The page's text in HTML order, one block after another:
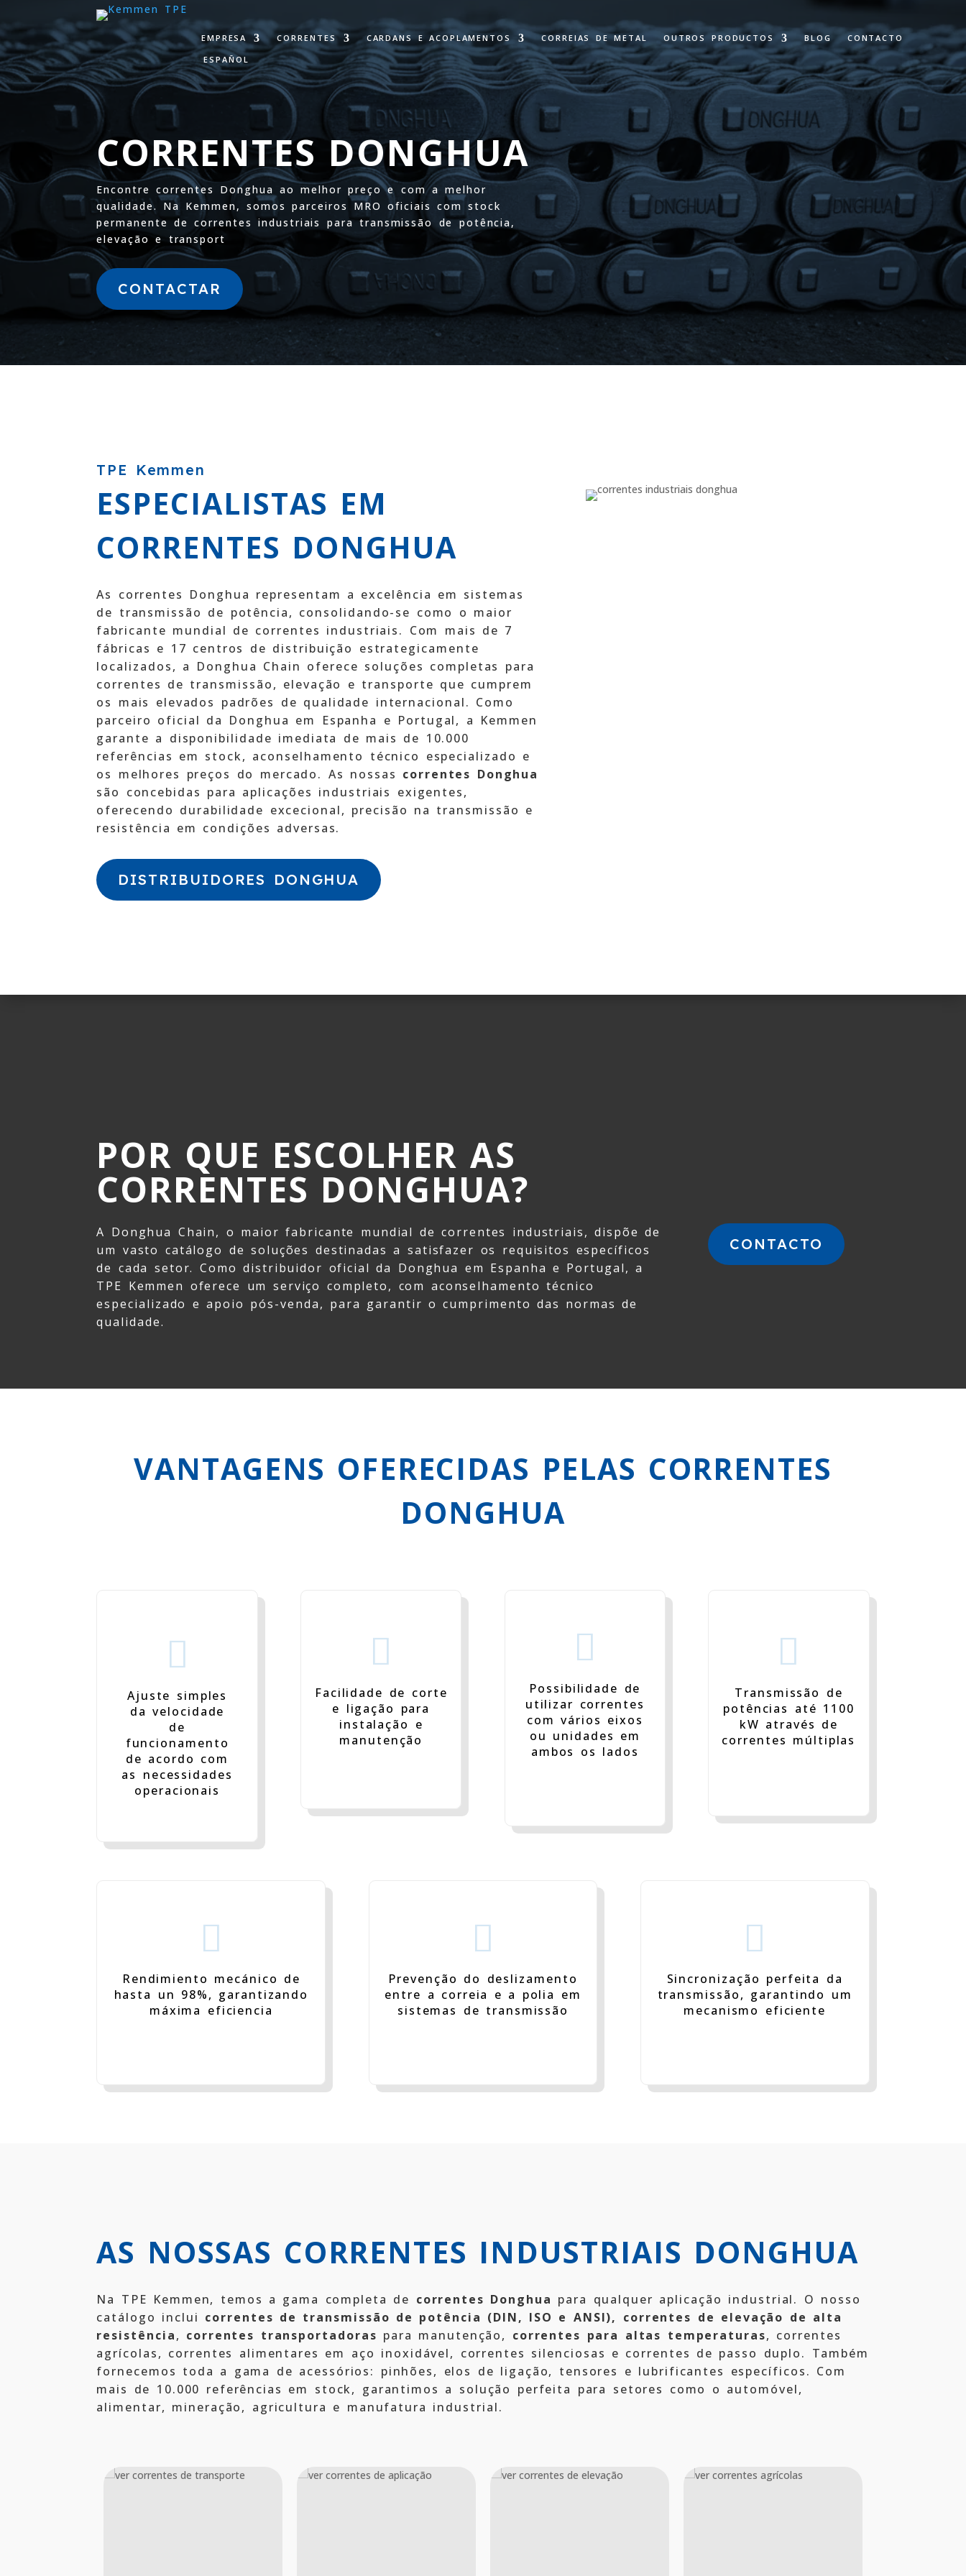
EMPRESA CORRENTES CARDANS E ACOPLAMENTOS CORREIAS DE METAL OUTROS PRODUCTOS BLOG
CONTACTO
ESPAÑOL
CORRENTES DONGHUA
Encontre correntes Donghua ao melhor preço e com a melhor
qualidade. Na Kemmen, somos parceiros MRO oficiais com stock
permanente de correntes industriais para transmissão de potência,
elevação e transport
CONTACTAR
TPE Kemmen
ESPECIALISTAS EM
CORRENTES DONGHUA
As correntes Donghua representam a excelência em sistemas
de transmissão de potência, consolidando-se como o maior
fabricante mundial de correntes industriais. Com mais de 7
fábricas e 17 centros de distribuição estrategicamente
localizados, a Donghua Chain oferece soluções completas para
correntes de transmissão, elevação e transporte que cumprem
os mais elevados padrões de qualidade internacional. Como
parceiro oficial da Donghua em Espanha e Portugal, a Kemmen
garante a disponibilidade imediata de mais de 10.000
referências em stock, aconselhamento técnico especializado e
os melhores preços do mercado. As nossas correntes Donghua
são concebidas para aplicações industriais exigentes,
oferecendo durabilidade excecional, precisão na transmissão e
resistência em condições adversas.
DISTRIBUIDORES DONGHUA
POR QUE ESCOLHER AS
CORRENTES DONGHUA?
A Donghua Chain, o maior fabricante mundial de correntes industriais, dispõe de
um vasto catálogo de soluções destinadas a satisfazer os requisitos específicos
de cada setor. Como distribuidor oficial da Donghua em Espanha e Portugal, a
TPE Kemmen oferece um serviço completo, com aconselhamento técnico
especializado e apoio pós-venda, para garantir o cumprimento das normas de
qualidade.
CONTACTO
VANTAGENS OFERECIDAS PELAS CORRENTES
DONGHUA

Ajuste simples
da velocidade
de
funcionamento
de acordo com
as necessidades
operacionais

Facilidade de corte
e ligação para
instalação e
manutenção

Possibilidade de
utilizar correntes
com vários eixos
ou unidades em
ambos os lados

Transmissão de
potências até 1100
kW através de
correntes múltiplas

Rendimiento mecánico de
hasta un 98%, garantizando
máxima eficiencia

Prevenção do deslizamento
entre a correia e a polia em
sistemas de transmissão

Sincronização perfeita da
transmissão, garantindo um
mecanismo eficiente
AS NOSSAS CORRENTES INDUSTRIAIS DONGHUA
Na TPE Kemmen, temos a gama completa de correntes Donghua para qualquer aplicação industrial. O nosso
catálogo inclui correntes de transmissão de potência (DIN, ISO e ANSI), correntes de elevação de alta
resistência, correntes transportadoras para manutenção, correntes para altas temperaturas, correntes
agrícolas, correntes alimentares em aço inoxidável, correntes silenciosas e correntes de passo duplo. Também
fornecemos toda a gama de acessórios: pinhões, elos de ligação, tensores e lubrificantes específicos. Com
mais de 10.000 referências em stock, garantimos a solução perfeita para setores como o automóvel,
alimentar, mineração, agricultura e manufatura industrial.